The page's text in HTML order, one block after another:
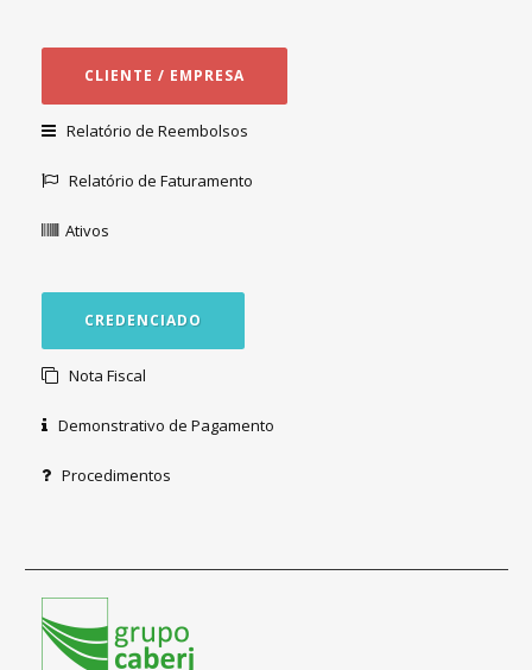
CLIENTE / EMPRESA
Relatório de Reembolsos
Relatório de Faturamento
Ativos
CREDENCIADO
Nota Fiscal
Demonstrativo de Pagamento
Procedimentos